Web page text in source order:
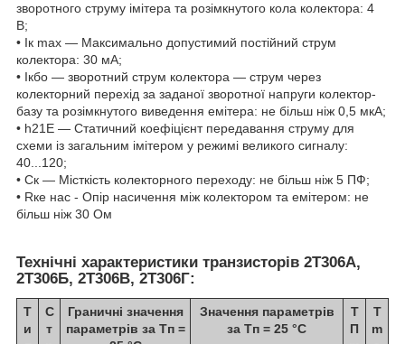
зворотного струму імітера та розімкнутого кола колектора: 4
В;
• Iк max — Максимально допустимий постійний струм
колектора: 30 мА;
• Iкбо — зворотний струм колектора — струм через
колекторний перехід за заданої зворотної напруги колектор-
базу та розімкнутого виведення емітера: не більш ніж 0,5 мкА;
• h21Е — Статичний коефіцієнт передавання струму для
схеми із загальним імітером у режимі великого сигналу:
40...120;
• Ск — Місткість колекторного переходу: не більш ніж 5 ПФ;
• Rке нас - Опір насичення між колектором та емітером: не
більш ніж 30 Ом
Технічні характеристики транзисторів 2Т306А,
2Т306Б, 2Т306В, 2Т306Г:
Т
и
С
т
Граничні значення
параметрів за Тп =
Значення параметрів
за Тп = 25 °C
T
П
Т
m